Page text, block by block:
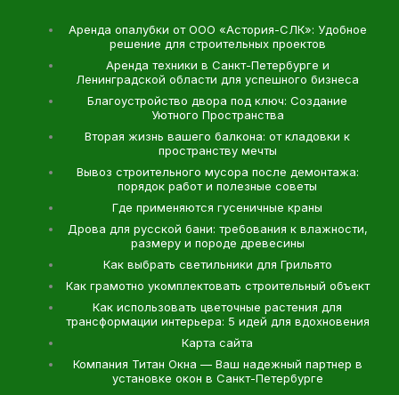
Аренда опалубки от ООО «Астория-СЛК»: Удобное
решение для строительных проектов
Аренда техники в Санкт-Петербурге и
Ленинградской области для успешного бизнеса
Благоустройство двора под ключ: Создание
Уютного Пространства
Вторая жизнь вашего балкона: от кладовки к
пространству мечты
Вывоз строительного мусора после демонтажа:
порядок работ и полезные советы
Где применяются гусеничные краны
Дрова для русской бани: требования к влажности,
размеру и породе древесины
Как выбрать светильники для Грильято
Как грамотно укомплектовать строительный объект
Как использовать цветочные растения для
трансформации интерьера: 5 идей для вдохновения
Карта сайта
Компания Титан Окна — Ваш надежный партнер в
установке окон в Санкт-Петербурге